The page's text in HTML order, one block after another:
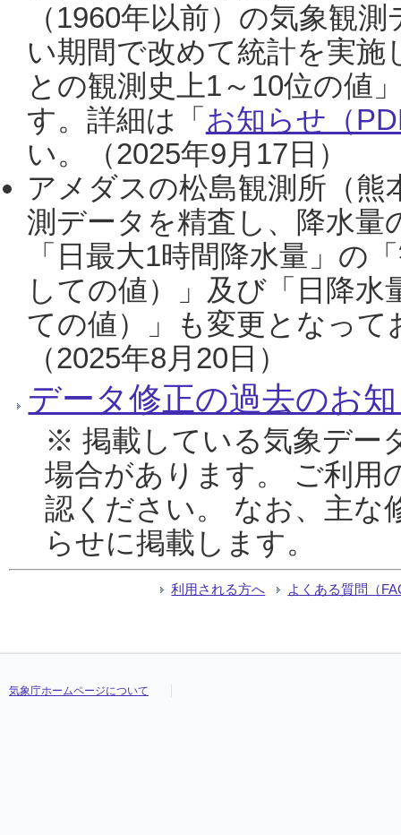
（1960年以前）の気象観
い期間で改めて統計を実
との観測史上1～10位の値
す。詳細は「 お知らせ（
い。（2025年9月17日）
アメダスの松島観測所（熊
測データを精査し、降水
「日最大1時間降水量」の
しての値）」及び「日降
ての値）」も変更となっ
（2025年8月20日）
データ修正の過去のお
※ 掲載している気象デー
場合があります。 ご利用
認ください。 なお、主な
らせに掲載します。
利用される方へ よくある質問（
気象庁ホームページについて